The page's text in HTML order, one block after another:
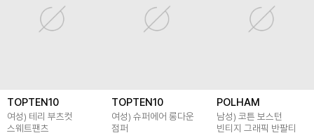
TOPTEN10
여성) 테리 부츠컷
스웨트팬츠
TOPTEN10
여성) 슈퍼에어 롱다운
점퍼
POLHAM
남성) 코튼 보스턴
빈티지 그래픽 반팔티